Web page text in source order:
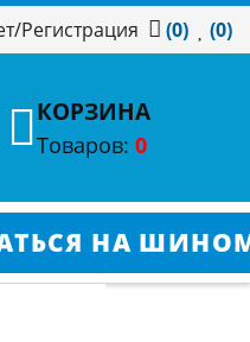
/Регистрация (0) (0)
КОРЗИНА
Товаров: 0
НА